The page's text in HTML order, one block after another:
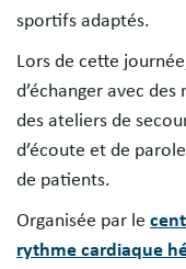
sportifs adaptés.
Lors de cette
d’échanger avec
des ateliers de
d’écoute et de
de patients.
Organisée par le
rythme cardiaque